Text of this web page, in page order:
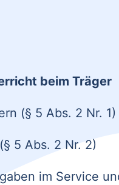
beim Träger
(§ 5 Abs. 2 Nr. 1)
5 Abs. 2 Nr. 2)
im Service